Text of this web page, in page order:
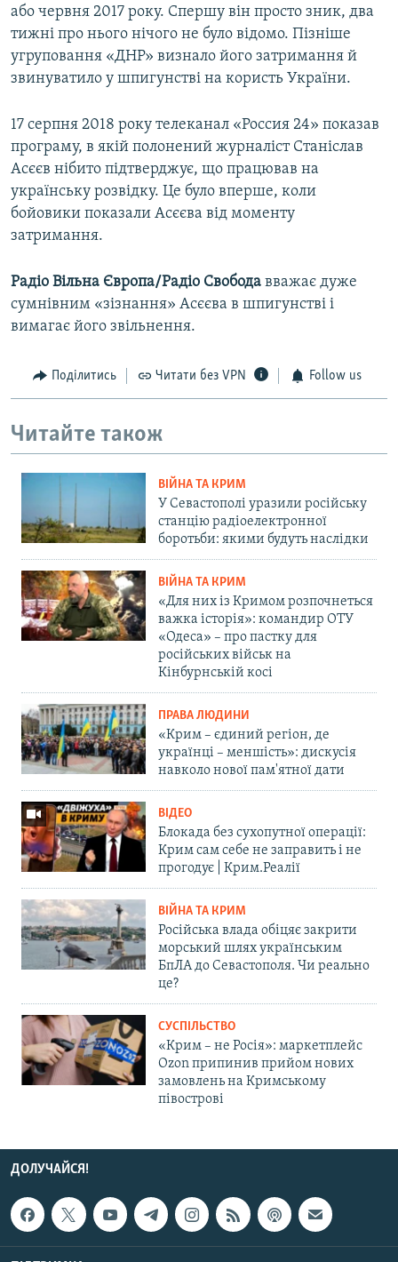
або червня 2017 року. Спершу він просто зник, два
тижні про нього нічого не було відомо. Пізніше
угруповання «ДНР» визнало його затримання й
звинуватило у шпигунстві на користь України.
17 серпня 2018 року телеканал «Россия 24» показав
програму, в якій полонений журналіст Станіслав
Асєєв нібито підтверджує, що працював на
українську розвідку. Це було вперше, коли
бойовики показали Асєєва від моменту
затримання.
Радіо Вільна Європа/Радіо Свобода вважає дуже
сумнівним «зізнання» Асєєва в шпигунстві і
вимагає його звільнення.
Поділитись Читати без VPN Follow us
Читайте також
ВІЙНА ТА КРИМ
У Севастополі уразили російську
станцію радіоелектронної
боротьби: якими будуть наслідки
ВІЙНА ТА КРИМ
«Для них із Кримом розпочнеться
важка історія»: командир ОТУ
«Одеса» – про пастку для
російських військ на
Кінбурнській косі
ПРАВА ЛЮДИНИ
«Крим – єдиний регіон, де
українці – меншість»: дискусія
навколо нової пам'ятної дати
ВІДЕО
Блокада без сухопутної операції:
Крим сам себе не заправить і не
прогодує | Крим.Реалії
ВІЙНА ТА КРИМ
Російська влада обіцяє закрити
морський шлях українським
БпЛА до Севастополя. Чи реально
це?
СУСПІЛЬСТВО
«Крим – не Росія»: маркетплейс
Ozon припинив прийом нових
замовлень на Кримському
півострові
ДОЛУЧАЙСЯ!